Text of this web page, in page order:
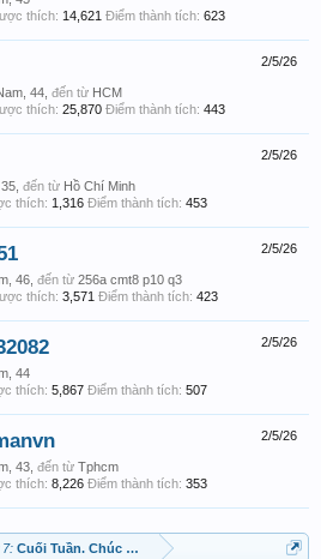
thích: 14,621 Điểm thành tích: 623
2/5/26
44, đến từ HCM
thích: 25,870 Điểm thành tích: 443
2/5/26
đến từ Hồ Chí Minh
thích: 1,316 Điểm thành tích: 453
2/5/26
46, đến từ 256a cmt8 p10 q3
thích: 3,571 Điểm thành tích: 423
2/5/26
44
thích: 5,867 Điểm thành tích: 507
2/5/26
43, đến từ Tphcm
thích: 8,226 Điểm thành tích: 353
7: Cuối Tuần. Chúc Cả Nhà May Mắn !